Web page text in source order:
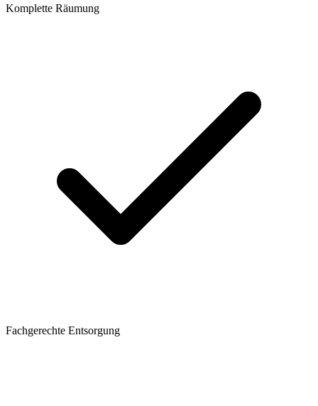
Komplette Räumung
Fachgerechte Entsorgung